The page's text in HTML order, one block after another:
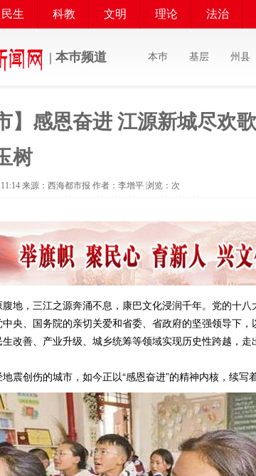
民生 科教 文明 理论 法治
| 本巿频道 本巿 基层 州县
】感恩奋进 江源新城尽
树
来源：西海都市报 作者：李增平 浏览： 次
，三江之源奔涌不息，康巴文化浸润千年。党的十八
央、国务院的亲切关爱和省委、省政府的坚强领导下，
改善、产业升级、城乡统筹等领域实现历史性跨越，
创伤的城市，如今正以“感恩奋进”的精神内核，续写着